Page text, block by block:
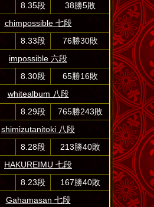
8.35段
38勝5敗
chimpossible 七段
8.33段
76勝30敗
impossible 六段
8.30段
65勝16敗
whitealbum 八段
8.29段
765勝243敗
shimizutanitoki 八段
8.28段
213勝40敗
HAKUREIMU 七段
8.23段
167勝40敗
Gahamasan 七段